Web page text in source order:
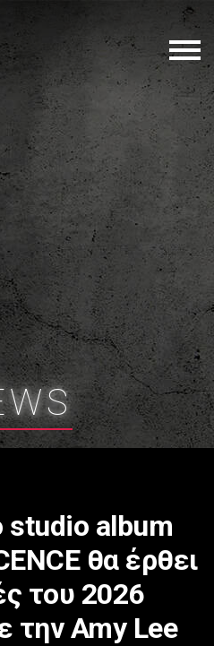
studio album
θα έρθει
του 2026
Amy Lee